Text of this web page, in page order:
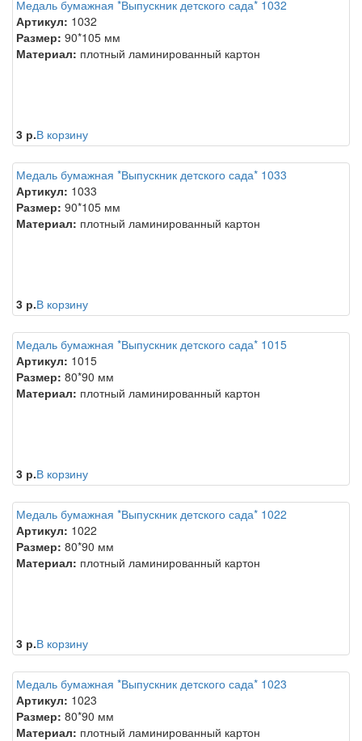
Медаль бумажная *Выпускник детского сада* 1032
Артикул: 1032
Размер: 90*105 мм
Материал: плотный ламинированный картон
3 р.В корзину
Медаль бумажная *Выпускник детского сада* 1033
Артикул: 1033
Размер: 90*105 мм
Материал: плотный ламинированный картон
3 р.В корзину
Медаль бумажная *Выпускник детского сада* 1015
Артикул: 1015
Размер: 80*90 мм
Материал: плотный ламинированный картон
3 р.В корзину
Медаль бумажная *Выпускник детского сада* 1022
Артикул: 1022
Размер: 80*90 мм
Материал: плотный ламинированный картон
3 р.В корзину
Медаль бумажная *Выпускник детского сада* 1023
Артикул: 1023
Размер: 80*90 мм
Материал: плотный ламинированный картон